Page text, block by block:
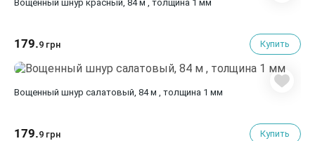
Вощенный шнур красный, 84 м , толщина 1 мм
179.9 грн Купить
Вощенный шнур салатовый, 84 м , толщина 1 мм
179.9 грн Купить